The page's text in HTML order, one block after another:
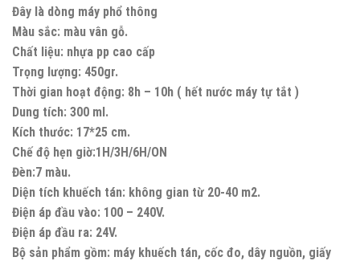
Đây là dòng máy phổ thông
Màu sắc: màu vân gỗ.
Chất liệu: nhựa pp cao cấp
Trọng lượng: 450gr.
Thời gian hoạt động: 8h – 10h ( hết nước máy tự tắt )
Dung tích: 300 ml.
Kích thước: 17*25 cm.
Chế độ hẹn giờ:1H/3H/6H/ON
Đèn:7 màu.
Diện tích khuếch tán: không gian từ 20-40 m2.
Điện áp đầu vào: 100 – 240V.
Điện áp đầu ra: 24V.
Bộ sản phẩm gồm: máy khuếch tán, cốc đo, dây nguồn, giấy